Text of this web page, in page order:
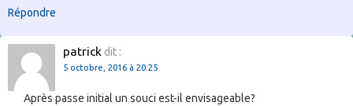
Répondre
patrick dit :
5 octobre, 2016 à 20:25
Après passe initial un souci est-il envisageable?